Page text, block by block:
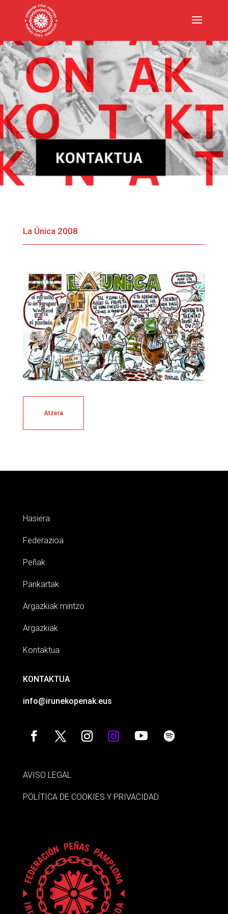
La Única 2008
Atzera
Hasiera
Federazioa
Peñak
Pankartak
Argazkiak mintzo
Argazkiak
Kontaktua
KONTAKTUA
info@irunekopenak.eus
AVISO LEGAL
POLÍTICA DE COOKIES Y PRIVACIDAD